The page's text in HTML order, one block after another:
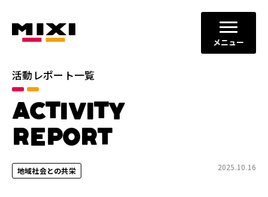
メニュー
活動レポート一覧
ACTIVITY
REPORT
地域社会との共栄 2025.10.16
カテゴリ
すべて
イノベーションの促進
地域社会との共栄